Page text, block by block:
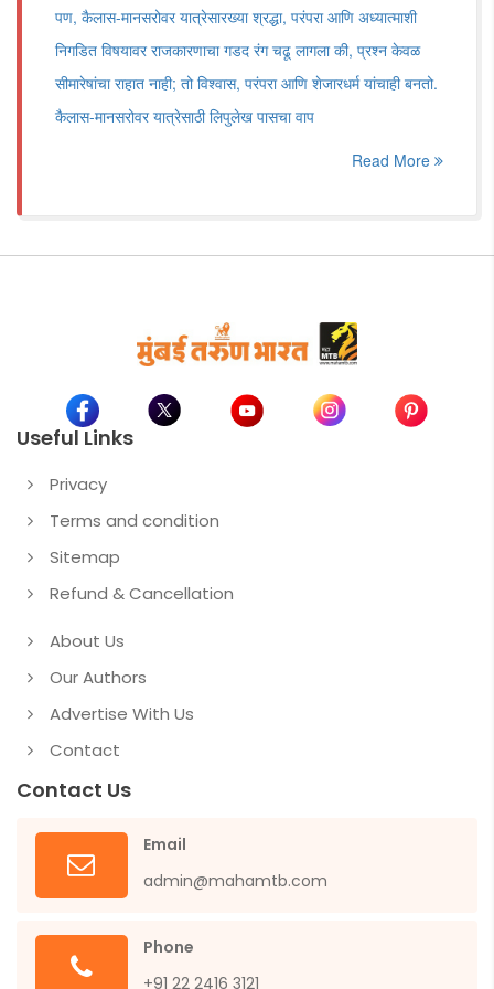
पण, कैलास-मानसरोवर यात्रेसारख्या श्रद्धा, परंपरा आणि अध्यात्माशी
निगडित विषयावर राजकारणाचा गडद रंग चढू लागला की, प्रश्न केवळ
सीमारेषांचा राहात नाही; तो विश्वास, परंपरा आणि शेजारधर्म यांचाही बनतो.
कैलास-मानसरोवर यात्रेसाठी लिपुलेख पासचा वाप
Read More
Useful Links
Privacy
Terms and condition
Sitemap
Refund & Cancellation
About Us
Our Authors
Advertise With Us
Contact
Contact Us
Email
admin@mahamtb.com
Phone
+91 22 2416 3121